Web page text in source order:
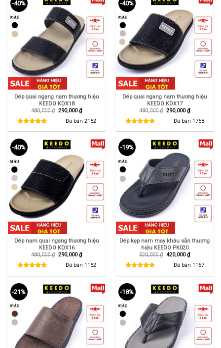
-40%
Dép quai ngang nam thương hiệu
KEEDO KDX18
480,000₫ Giá
480,000 ₫.
290,000₫Giá
hiện
tại
là:
290,000 ₫.
Đã bán 2152
-40%
Dép quai ngang nam thương hiệu
KEEDO KDX17
480,000₫ Giá
480,000 ₫.
290,000₫Giá
hiện
tại
là:
290,000 ₫.
Đã bán 1758
-40%
Dép nam quai ngang thương hiệu
KEEDO KDX16
480,000₫ Giá
290,000₫Giá
hiện
tại
Đã bán 1152
-19%
Dép kẹp nam may khâu sẵn thương
hiệu KEEDO PK020
520,000₫ Giá
420,000₫Giá
hiện
tại
Đã bán 1157
-21% -18%